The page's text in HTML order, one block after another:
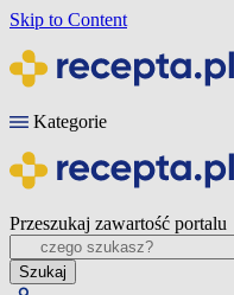
Skip to Content
Kategorie
Przeszukaj zawartość portalu
Szukaj